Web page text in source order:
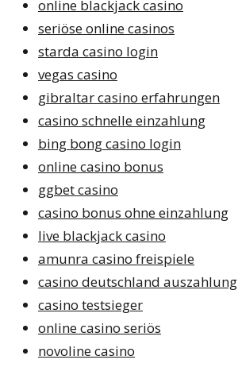
online blackjack casino
seriöse online casinos
starda casino login
vegas casino
gibraltar casino erfahrungen
casino schnelle einzahlung
bing bong casino login
online casino bonus
ggbet casino
casino bonus ohne einzahlung
live blackjack casino
amunra casino freispiele
casino deutschland auszahlung
casino testsieger
online casino seriös
novoline casino